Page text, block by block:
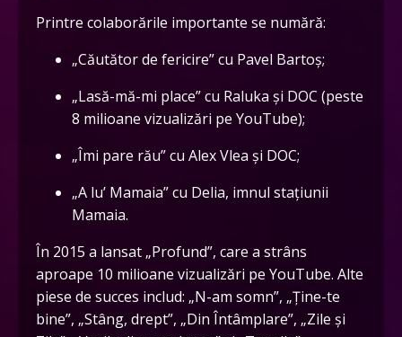
Printre colaborările importante se numără:
„Căutător de fericire” cu Pavel Bartoș;
„Lasă-mă-mi place” cu Raluka și DOC (peste
8 milioane vizualizări pe YouTube);
„Îmi pare rău” cu Alex Vlea și DOC;
„A lu’ Mamaia” cu Delia, imnul stațiunii
Mamaia.
În 2015 a lansat „Profund”, care a strâns
aproape 10 milioane vizualizări pe YouTube. Alte
piese de succes includ: „N-am somn”, „Ține-te
bine”, „Stâng, drept”, „Din Întâmplare”, „Zile și